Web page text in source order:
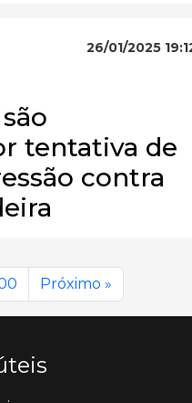
26/01/2025
tentativa de
contra
Próximo »